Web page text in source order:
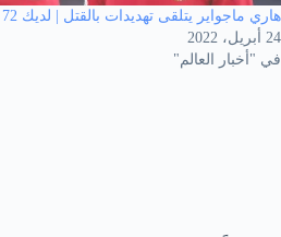
هاري ماجواير يتلقى تهديدات بالقتل | لديك 72 ساعة للرحيل
24 أبريل، 2022
في "أخبار العالم"